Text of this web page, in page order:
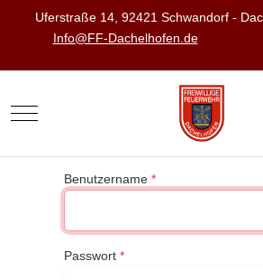
Uferstraße 14, 92421 Schwandorf -
Info@FF-Dachelhofen.de
Mobile Menu Toggle
Benutzername*
Passwort*